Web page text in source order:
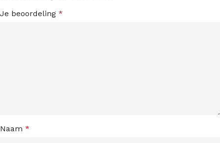
Je beoordeling *
Naam *